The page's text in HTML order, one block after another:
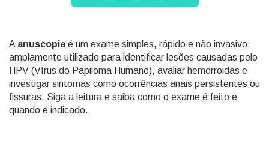
A anuscopiaé um exame simples, rápido e não invasivo,
amplamente utilizado para identificar lesões causadas pelo
HPV (Vírus do Papiloma Humano), avaliar hemorroidas e
investigar sintomas como ocorrências anais persistentes ou
fissuras. Siga a leitura e saiba como o exame é feito e
quando é indicado.